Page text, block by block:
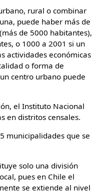
rural o combinar
puede haber más de
de 5000 habitantes),
o 1000 a 2001 si un
actividades económicas
o forma de
centro urbano puede
el Instituto Nacional
en distritos censales.
municipalidades que se
solo una división
pues en Chile el
se extiende al nivel